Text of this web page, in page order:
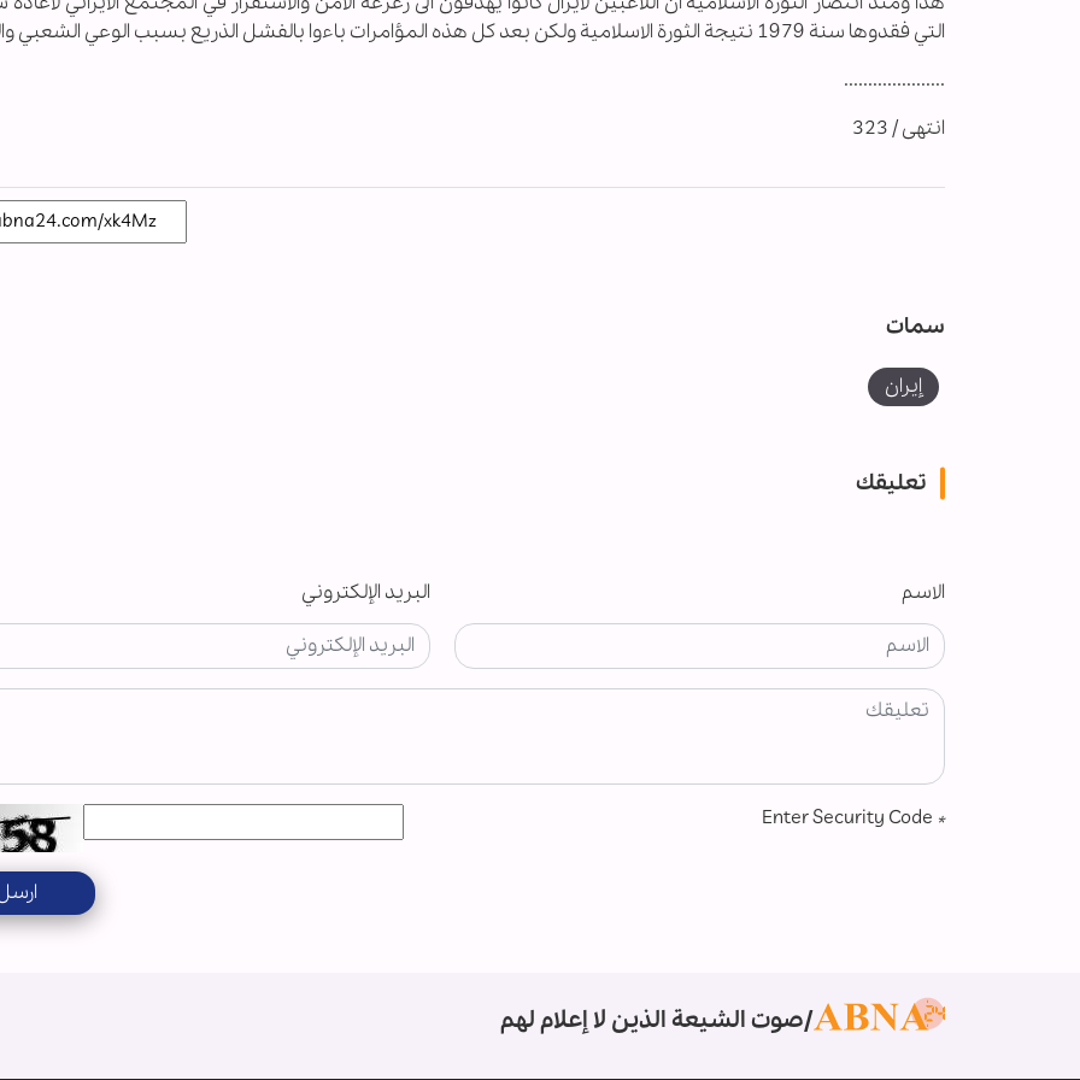
التي فقدوها سنة 1979 نتيجة الثورة الاسلامية ولكن بعد كل هذه المؤامرات باءوا بالفشل الذريع بسبب الوعي الشعبي والامني .
.....................
انتهى / 323
سمات
إيران
تعليقك
الاسم البريد الإلكتروني
*
صوت الشيعة الذين لا إعلام لهم